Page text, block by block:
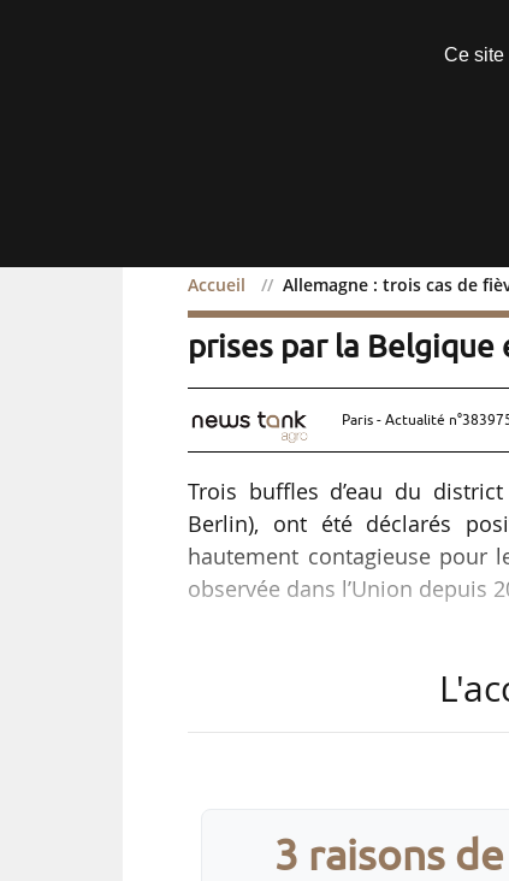
Accueil Allemagne : trois cas de
Allemagne : trois cas
prises par la Belgique
Paris - Actualité
Trois buffles d’eau du
Berlin), ont été déclarés
hautement contagieuse pour
observée dans l’Union depuis
prises pour contrer
l’exploitation touchée). Le
Le Land de Brandebourg et la
3 raisons
Ce site